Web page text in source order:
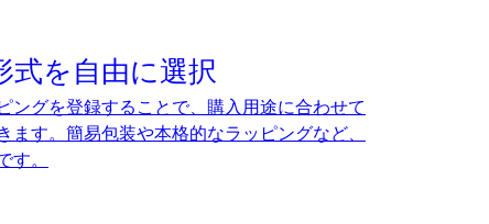
式を自由に選択
ングを登録することで、購入用途に合わせて
ます。簡易包装や本格的なラッピングなど、
す。